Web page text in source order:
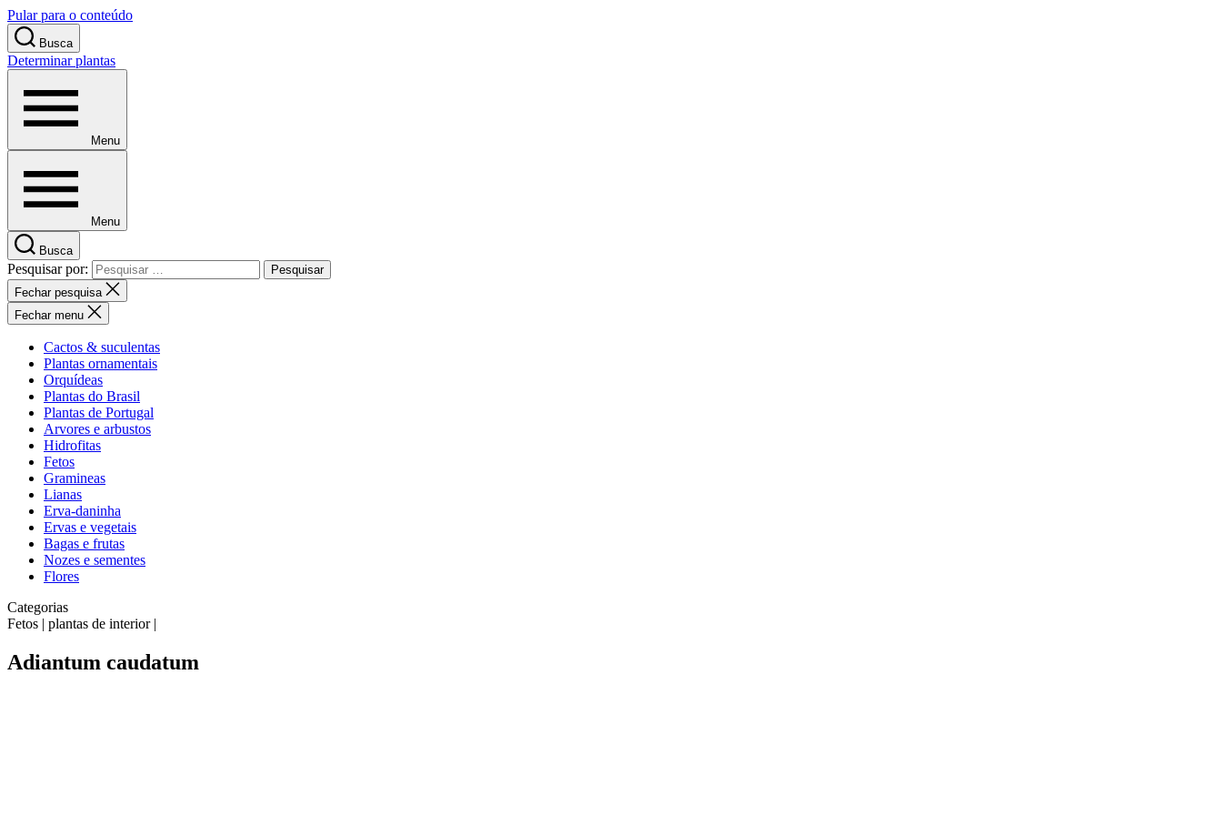
Pular para o conteúdo
Busca
Determinar plantas
Menu
Menu
Busca
Pesquisar por:
Fechar pesquisa
Fechar menu
Cactos & suculentas
Plantas ornamentais
Orquídeas
Plantas do Brasil
Plantas de Portugal
Arvores e arbustos
Hidrofitas
Fetos
Gramineas
Lianas
Erva-daninha
Ervas e vegetais
Bagas e frutas
Nozes e sementes
Flores
Categorias
Fetos | plantas de interior |
Adiantum caudatum